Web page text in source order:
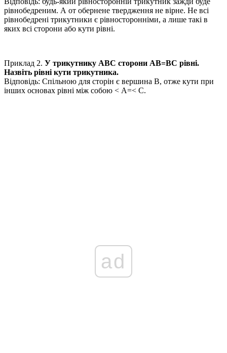
рівнобедреним. А от обернене твердження не вірне. Не всі
рівнобедрені трикутники є рівносторонніми, а лише такі в
яких всі сторони або кути рівні.
Приклад 2. У трикутнику ABC сторони AB=BC рівні.
Назвіть рівні кути трикутника.
Відповідь: Спільною для сторін є вершина В, отже кути при
інших основах рівні між собою < A=< C.
ad